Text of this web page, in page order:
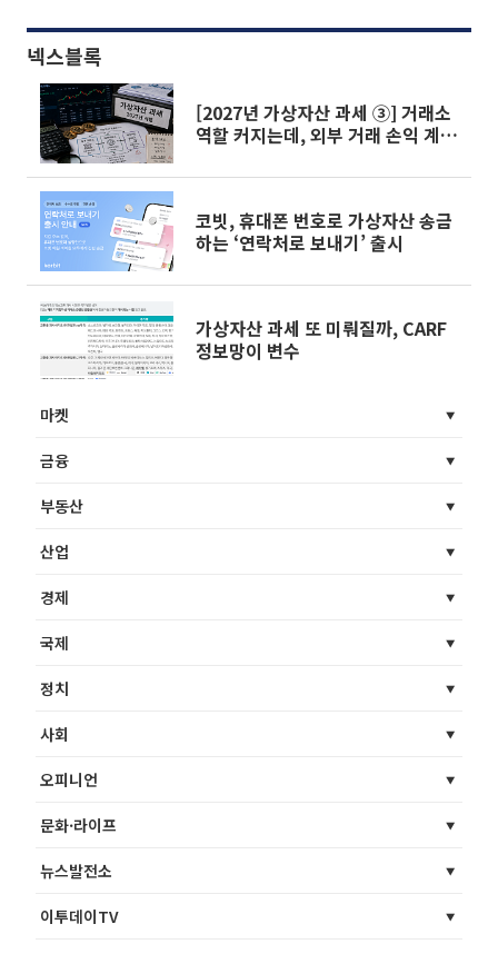
넥스블록
[2027년 가상자산 과세 ③] 거래소
역할 커지는데, 외부 거래 손익 계산
코빗, 휴대폰 번호로 가상자산 송금
하는 ‘연락처로 보내기’ 출시
가상자산 과세 또 미뤄질까, CARF
정보망이 변수
마켓
금융
부동산
산업
경제
국제
정치
사회
오피니언
문화·라이프
뉴스발전소
이투데이TV